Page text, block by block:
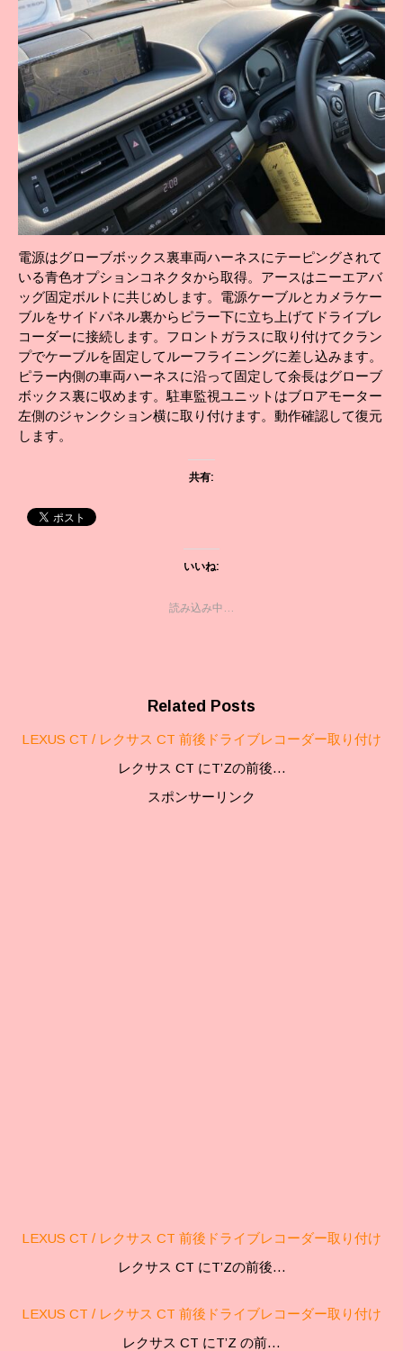
電源はグローブボックス裏車両ハーネスにテーピングされて
いる青色オプションコネクタから取得。アースはニーエアバ
ッグ固定ボルトに共じめします。電源ケーブルとカメラケー
ブルをサイドパネル裏からピラー下に立ち上げてドライブレ
コーダーに接続します。フロントガラスに取り付けてクラン
プでケーブルを固定してルーフライニングに差し込みます。
ピラー内側の車両ハーネスに沿って固定して余長はグローブ
ボックス裏に収めます。駐車監視ユニットはブロアモーター
左側のジャンクション横に取り付けます。動作確認して復元
します。
共有:
いいね:
読み込み中…
Related Posts
LEXUS CT / レクサス CT 前後ドライブレコーダー取り付け
レクサス CT にT’Zの前後…
スポンサーリンク
LEXUS CT / レクサス CT 前後ドライブレコーダー取り付け
レクサス CT にT’Zの前後…
LEXUS CT / レクサス CT 前後ドライブレコーダー取り付け
レクサス CT にT’Z の前…